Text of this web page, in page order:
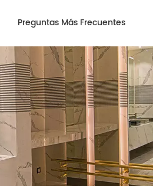
Preguntas Más Frecuentes